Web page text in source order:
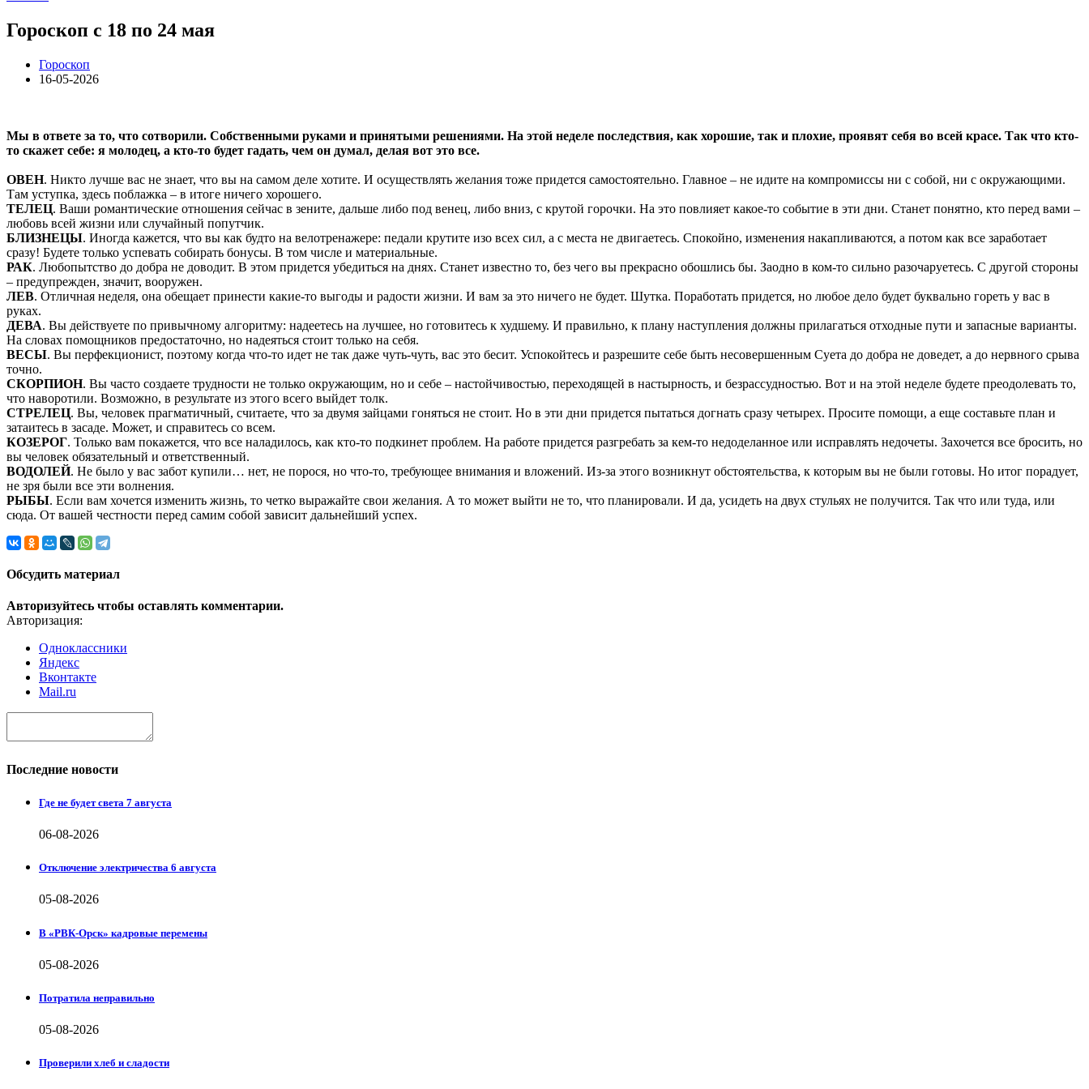
Гороскоп с 18 по 24 мая
Гороскоп
16-05-2026
Мы в ответе за то, что сотворили. Собственными руками и принятыми решениями. На этой неделе последствия, как хорошие, так и плохие, проявят себя во всей красе. Так что кто-
то скажет себе: я молодец, а кто-то будет гадать, чем он думал, делая вот это все.
ОВЕН. Никто лучше вас не знает, что вы на самом деле хотите. И осуществлять желания тоже придется самостоятельно. Главное – не идите на компромиссы ни с собой, ни с окружающими.
Там уступка, здесь поблажка – в итоге ничего хорошего.
ТЕЛЕЦ. Ваши романтические отношения сейчас в зените, дальше либо под венец, либо вниз, с крутой горочки. На это повлияет какое-то событие в эти дни. Станет понятно, кто перед вами –
любовь всей жизни или случайный попутчик.
БЛИЗНЕЦЫ. Иногда кажется, что вы как будто на велотренажере: педали крутите изо всех сил, а с места не двигаетесь. Спокойно, изменения накапливаются, а потом как все заработает
сразу! Будете только успевать собирать бонусы. В том числе и материальные.
РАК. Любопытство до добра не доводит. В этом придется убедиться на днях. Станет известно то, без чего вы прекрасно обошлись бы. Заодно в ком-то сильно разочаруетесь. С другой стороны
– предупрежден, значит, вооружен.
ЛЕВ. Отличная неделя, она обещает принести какие-то выгоды и радости жизни. И вам за это ничего не будет. Шутка. Поработать придется, но любое дело будет буквально гореть у вас в
руках.
ДЕВА. Вы действуете по привычному алгоритму: надеетесь на лучшее, но готовитесь к худшему. И правильно, к плану наступления должны прилагаться отходные пути и запасные варианты.
На словах помощников предостаточно, но надеяться стоит только на себя.
ВЕСЫ. Вы перфекционист, поэтому когда что-то идет не так даже чуть-чуть, вас это бесит. Успокойтесь и разрешите себе быть несовершенным Суета до добра не доведет, а до нервного срыва
точно.
СКОРПИОН. Вы часто создаете трудности не только окружающим, но и себе – настойчивостью, переходящей в настырность, и безрассудностью. Вот и на этой неделе будете преодолевать то,
что наворотили. Возможно, в результате из этого всего выйдет толк.
СТРЕЛЕЦ. Вы, человек прагматичный, считаете, что за двумя зайцами гоняться не стоит. Но в эти дни придется пытаться догнать сразу четырех. Просите помощи, а еще составьте план и
затаитесь в засаде. Может, и справитесь со всем.
КОЗЕРОГ. Только вам покажется, что все наладилось, как кто-то подкинет проблем. На работе придется разгребать за кем-то недоделанное или исправлять недочеты. Захочется все бросить, но
вы человек обязательный и ответственный.
ВОДОЛЕЙ. Не было у вас забот купили… нет, не порося, но что-то, требующее внимания и вложений. Из-за этого возникнут обстоятельства, к которым вы не были готовы. Но итог порадует,
не зря были все эти волнения.
РЫБЫ. Если вам хочется изменить жизнь, то четко выражайте свои желания. А то может выйти не то, что планировали. И да, усидеть на двух стульях не получится. Так что или туда, или
сюда. От вашей честности перед самим собой зависит дальнейший успех.
Обсудить материал
Авторизуйтесь чтобы оставлять комментарии.
Авторизация:
Одноклассники
Яндекс
Вконтакте
Mail.ru
Последние новости
Где не будет света 7 августа
06-08-2026
Отключение электричества 6 августа
05-08-2026
В «РВК-Орск» кадровые перемены
05-08-2026
Потратила неправильно
05-08-2026
Проверили хлеб и сладости